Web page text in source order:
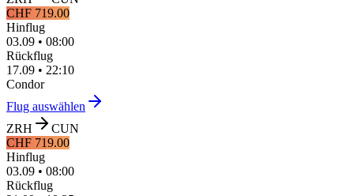
CHF 719.00
Hinflug
03.09 • 08:00
Rückflug
17.09 • 22:10
Condor
Flug auswählen
ZRH
CUN
CHF 719.00
Hinflug
03.09 • 08:00
Rückflug